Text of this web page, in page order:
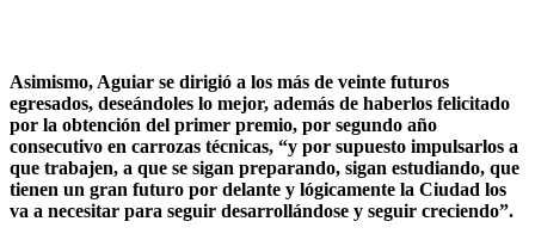
Asimismo, Aguiar se dirigió a los más de veinte futuros
egresados, deseándoles lo mejor, además de haberlos felicitado
por la obtención del primer premio, por segundo año
consecutivo en carrozas técnicas, “y por supuesto impulsarlos a
que trabajen, a que se sigan preparando, sigan estudiando, que
tienen un gran futuro por delante y lógicamente la Ciudad los
va a necesitar para seguir desarrollándose y seguir creciendo”.